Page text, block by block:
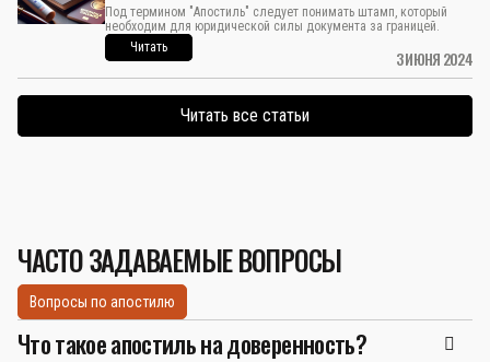
3 ИЮНЯ 2024
Под термином "Апостиль" следует понимать штамп, который
необходим для юридической силы документа за границей.
Читать
Читать все статьи
ЧАСТО ЗАДАВАЕМЫЕ ВОПРОСЫ
Вопросы по апостилю
Что такое апостиль на доверенность?